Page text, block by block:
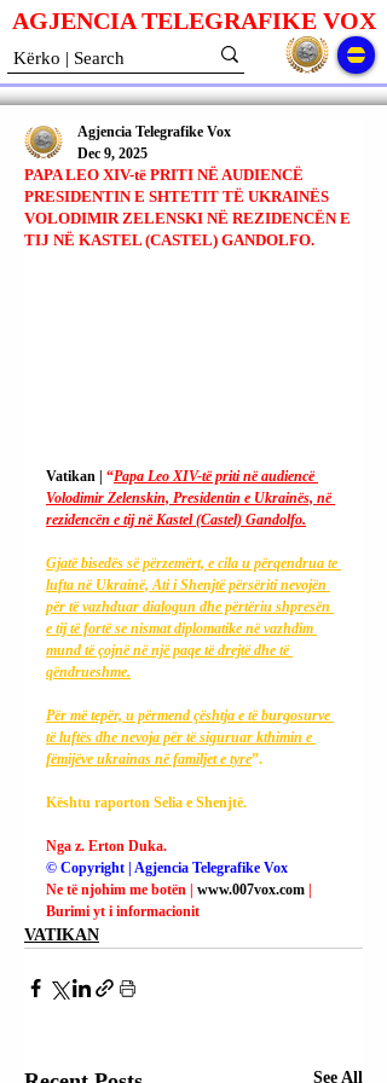
AGJENCIA TELEGRAFIKE VOX
PAPA LEO XIV-të PRITI NË AUDIENCË
PRESIDENTIN E SHTETIT TË UKRAINËS
VOLODIMIR ZELENSKI NË REZIDENCËN E
TIJ NË KASTEL (CASTEL) GANDOLFO.
Agjencia Telegrafike Vox
Dec 9, 2025
Vatikan | “Papa Leo XIV-të priti në audiencë
Volodimir Zelenskin, Presidentin e Ukrainës, në
rezidencën e tij në Kastel (Castel) Gandolfo.
Gjatë bisedës së përzemërt, e cila u përqendrua te
lufta në Ukrainë, Ati i Shenjtë përsëriti nevojën
për të vazhduar dialogun dhe përtëriu shpresën
e tij të fortë se nismat diplomatike në vazhdim
mund të çojnë në një paqe të drejtë dhe të
qëndrueshme.
Për më tepër, u përmend çështja e të burgosurve
të luftës dhe nevoja për të siguruar kthimin e
fëmijëve ukrainas në familjet e tyre”.
Kështu raporton Selia e Shenjtë.
Nga z. Erton Duka.
© Copyright | Agjencia Telegrafike Vox
Ne të njohim me botën | www.007vox.com |
Burimi yt i informacionit
VATIKAN
See All